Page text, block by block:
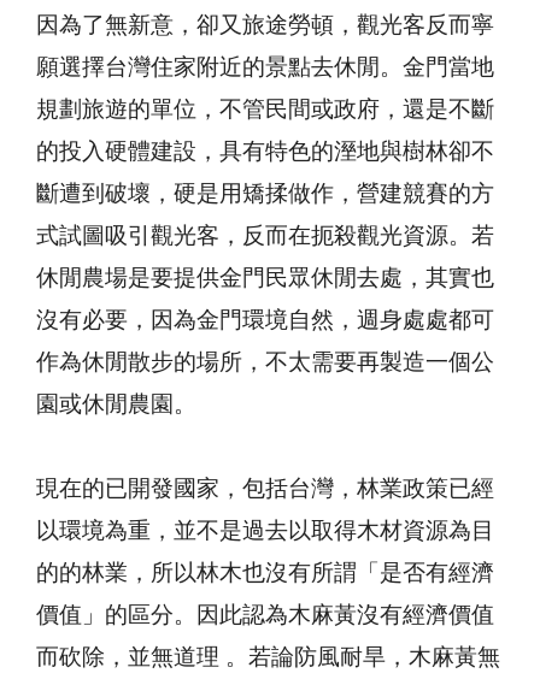
因為了無新意，卻又旅途勞頓，觀光客反而寧
願選擇台灣住家附近的景點去休閒。金門當地
規劃旅遊的單位，不管民間或政府，還是不斷
的投入硬體建設，具有特色的溼地與樹林卻不
斷遭到破壞，硬是用矯揉做作，營建競賽的方
式試圖吸引觀光客，反而在扼殺觀光資源。若
休閒農場是要提供金門民眾休閒去處，其實也
沒有必要，因為金門環境自然，週身處處都可
作為休閒散步的場所，不太需要再製造一個公
園或休閒農園。
現在的已開發國家，包括台灣，林業政策已經
以環境為重，並不是過去以取得木材資源為目
的的林業，所以林木也沒有所謂「是否有經濟
價值」的區分。因此認為木麻黃沒有經濟價值
而砍除，並無道理 。若論防風耐旱，木麻黃無